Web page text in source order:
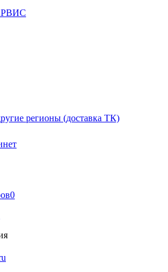
регионы (доставка ТК)
0